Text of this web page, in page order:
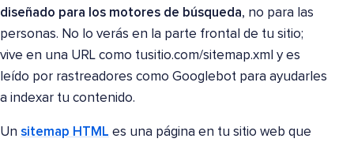
diseñado para los motores de búsqueda, no para las
personas. No lo verás en la parte frontal de tu sitio;
vive en una URL como tusitio.com/sitemap.xml y es
leído por rastreadores como Googlebot para ayudarles
a indexar tu contenido.
Un sitemap HTML es una página en tu sitio web que